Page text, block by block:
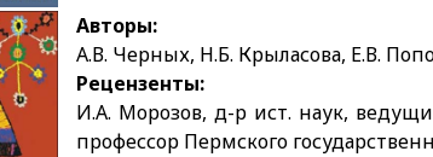
Авторы:
А.В. Черных, Н.Б. Крыласова, Е.В.
Рецензенты:
И.А. Морозов, д-р ист. наук,
профессор Пермского